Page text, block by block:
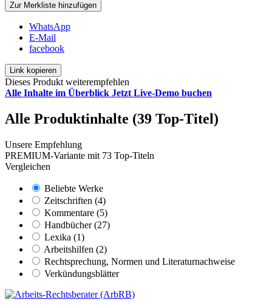
Zur Merkliste hinzufügen
WhatsApp
E-Mail
facebook
Link kopieren
Dieses Produkt weiterempfehlen
Alle Inhalte im Überblick Jetzt Live-Demo buchen
Alle Produktinhalte (39 Top-Titel)
Unsere Empfehlung
PREMIUM-Variante mit 73 Top-Titeln
Vergleichen
Beliebte Werke
Zeitschriften (4)
Kommentare (5)
Handbücher (27)
Lexika (1)
Arbeitshilfen (2)
Rechtsprechung, Normen und Literaturnachweise
Verkündungsblätter